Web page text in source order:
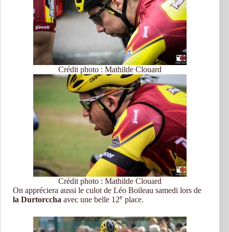
Crédit photo : Mathilde Clouard
Crédit photo : Mathilde Clouard
On appréciera aussi le culot de Léo Boileau samedi lors de
la Durtorccha avec une belle 12e place.